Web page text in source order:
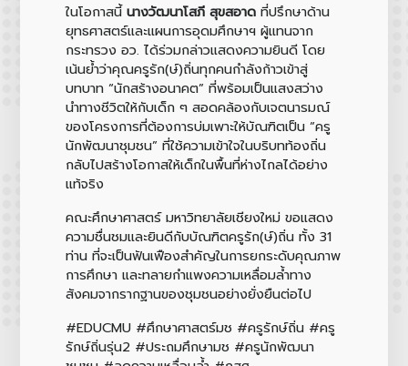
ในโอกาสนี้นางวัฒนาโสภี สุขสอาดที่ปรึกษาด้าน
ยุทธศาสตร์และแผนการอุดมศึกษาฯ ผู้แทนจาก
กระทรวง อว. ได้ร่วมกล่าวแสดงความยินดี โดย
เน้นย้ำว่าคุณครูรัก(ษ์)ถิ่นทุกคนกำลังก้าวเข้าสู่
บทบาท “นักสร้างอนาคต” ที่พร้อมเป็นแสงสว่าง
นำทางชีวิตให้กับเด็ก ๆ สอดคล้องกับเจตนารมณ์
ของโครงการที่ต้องการบ่มเพาะให้บัณฑิตเป็น “ครู
นักพัฒนาชุมชน” ที่ใช้ความเข้าใจในบริบทท้องถิ่น
กลับไปสร้างโอกาสให้เด็กในพื้นที่ห่างไกลได้อย่าง
แท้จริง
คณะศึกษาศาสตร์ มหาวิทยาลัยเชียงใหม่ ขอแสดง
ความชื่นชมและยินดีกับบัณฑิตครูรัก(ษ์)ถิ่น ทั้ง 31
ท่าน ที่จะเป็นฟันเฟืองสำคัญในการยกระดับคุณภาพ
การศึกษา และทลายกำแพงความเหลื่อมล้ำทาง
สังคมจากรากฐานของชุมชนอย่างยั่งยืนต่อไป
#EDUCMU #ศึกษาศาสตร์มช #ครูรักษ์ถิ่น #ครู
รักษ์ถิ่นรุ่น2 #ประถมศึกษามช #ครูนักพัฒนา